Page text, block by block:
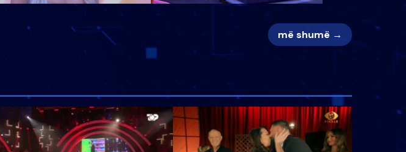
më shumë →